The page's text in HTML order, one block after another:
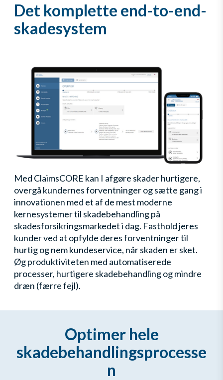
Det komplette end-to-end-
skadesystem
Med ClaimsCORE kan I afgøre skader hurtigere,
overgå kundernes forventninger og sætte gang i
innovationen med et af de mest moderne
kernesystemer til skadebehandling på
skadesforsikringsmarkedet i dag. Fasthold jeres
kunder ved at opfylde deres forventninger til
hurtig og nem kundeservice, når skaden er sket.
Øg produktiviteten med automatiserede
processer, hurtigere skadebehandling og mindre
dræn (færre fejl).
Optimer hele
skadebehandlingsprocesse
n